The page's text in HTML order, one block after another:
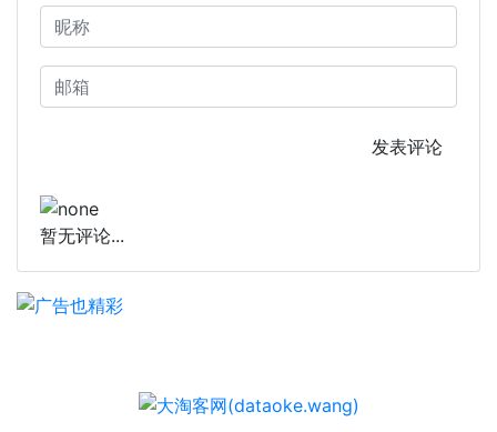
发表评论
暂无评论...